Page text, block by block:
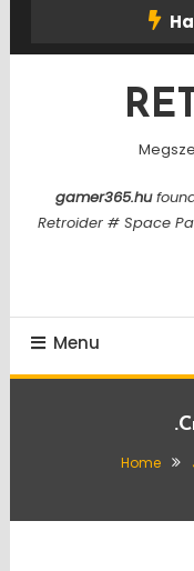
gamer365.hu
Retroider # Space
Menu
Home